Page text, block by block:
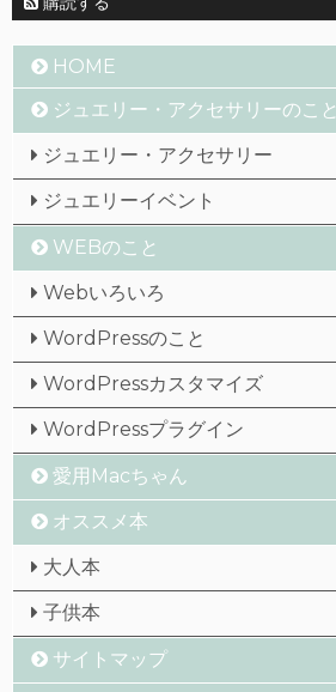
HOME
ジュエリー・アクセサリーのこと
ジュエリー・アクセサリー
ジュエリーイベント
WEBのこと
Webいろいろ
WordPressのこと
WordPressカスタマイズ
WordPressプラグイン
愛用Macちゃん
オススメ本
大人本
子供本
サイトマップ